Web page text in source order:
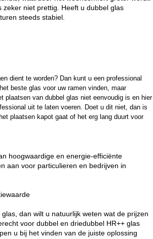
niet prettig. Heeft u dubbel glas
steeds stabiel.
dient te worden? Dan kunt u een professional
beste glas voor uw ramen vinden, maar
plaatsen van dubbel glas niet eenvoudig is en hier
uit te laten voeren. Doet u dit niet, dan is
plaatsen kapot gaat of het erg lang duurt voor
hoogwaardige en energie-efficiënte
aan voor particulieren en bedrijven in
dan wilt u natuurlijk weten wat de prijzen
voor dubbel en driedubbel HR++ glas
u bij het vinden van de juiste oplossing